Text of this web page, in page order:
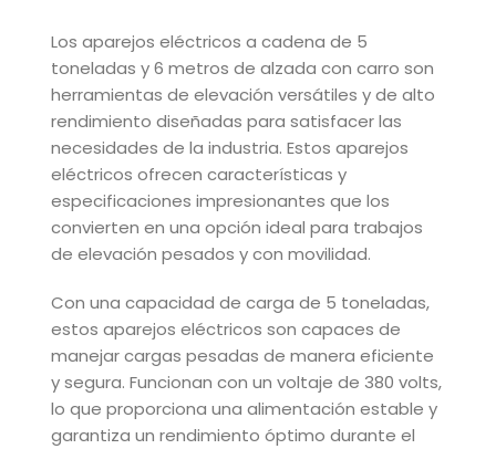
Los aparejos eléctricos a cadena de 5
toneladas y 6 metros de alzada con carro son
herramientas de elevación versátiles y de alto
rendimiento diseñadas para satisfacer las
necesidades de la industria. Estos aparejos
eléctricos ofrecen características y
especificaciones impresionantes que los
convierten en una opción ideal para trabajos
de elevación pesados y con movilidad.
Con una capacidad de carga de 5 toneladas,
estos aparejos eléctricos son capaces de
manejar cargas pesadas de manera eficiente
y segura. Funcionan con un voltaje de 380 volts,
lo que proporciona una alimentación estable y
garantiza un rendimiento óptimo durante el